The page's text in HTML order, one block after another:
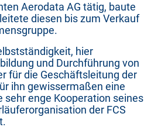
Aerodata AG tätig, baute
diesen bis zum Verkauf
hier
und Durchführung von
für die Geschäftsleitung der
ihn gewissermaßen eine
sehr enge Kooperation seines
der FCS